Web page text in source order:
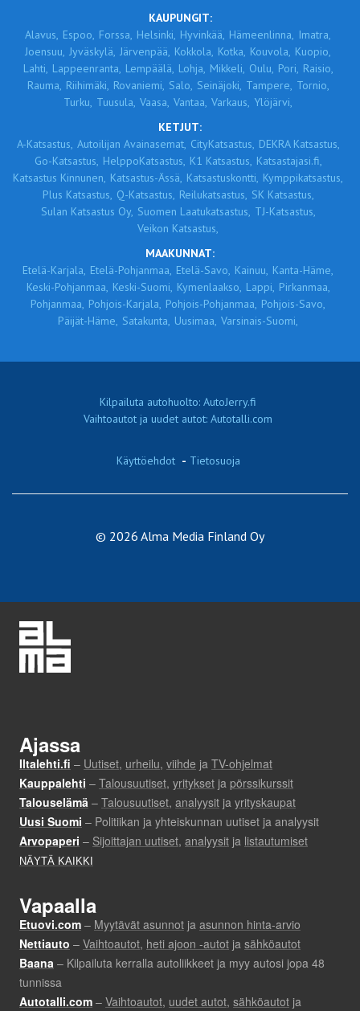
KAUPUNGIT:
Alavus, Espoo, Forssa, Helsinki, Hyvinkää, Hämeenlinna, Imatra,
Joensuu, Jyväskylä, Järvenpää, Kokkola, Kotka, Kouvola, Kuopio,
Lahti, Lappeenranta, Lempäälä, Lohja, Mikkeli, Oulu, Pori, Raisio,
Rauma, Riihimäki, Rovaniemi, Salo, Seinäjoki, Tampere, Tornio,
Turku, Tuusula, Vaasa, Vantaa, Varkaus, Ylöjärvi,
KETJUT:
A-Katsastus, Autoilijan Avainasemat, CityKatsastus, DEKRA Katsastus,
Go-Katsastus, HelppoKatsastus, K1 Katsastus, Katsastajasi.fi,
Katsastus Kinnunen, Katsastus-Ässä, Katsastuskontti, Kymppikatsastus,
Plus Katsastus, Q-Katsastus, Reilukatsastus, SK Katsastus,
Sulan Katsastus Oy, Suomen Laatukatsastus, TJ-Katsastus,
Veikon Katsastus,
MAAKUNNAT:
Etelä-Karjala, Etelä-Pohjanmaa, Etelä-Savo, Kainuu, Kanta-Häme,
Keski-Pohjanmaa, Keski-Suomi, Kymenlaakso, Lappi, Pirkanmaa,
Pohjanmaa, Pohjois-Karjala, Pohjois-Pohjanmaa, Pohjois-Savo,
Päijät-Häme, Satakunta, Uusimaa, Varsinais-Suomi,
Kilpailuta autohuolto: AutoJerry.fi
Vaihtoautot ja uudet autot: Autotalli.com
Käyttöehdot - Tietosuoja
© 2026 Alma Media Finland Oy